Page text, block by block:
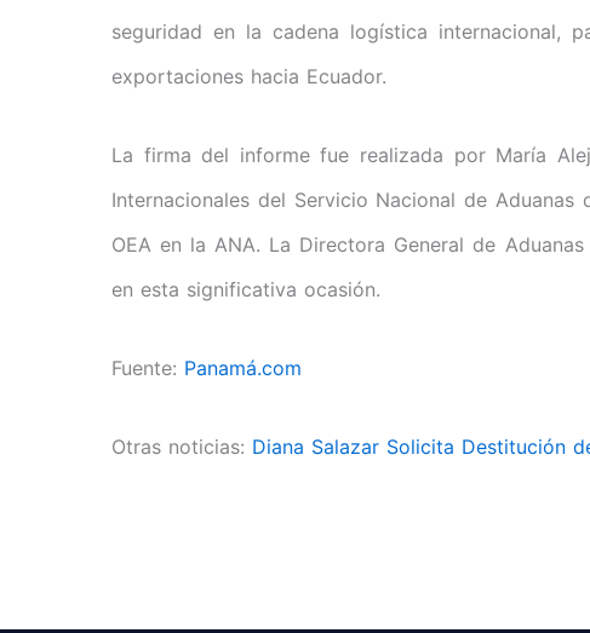
seguridad en la cadena logística internacional,
exportaciones hacia Ecuador.
La firma del informe fue realizada por María
Internacionales del Servicio Nacional de
OEA en la ANA. La Directora General de
en esta significativa ocasión.
Fuente: Panamá.com
Otras noticias: Diana Salazar Solicita Destitución